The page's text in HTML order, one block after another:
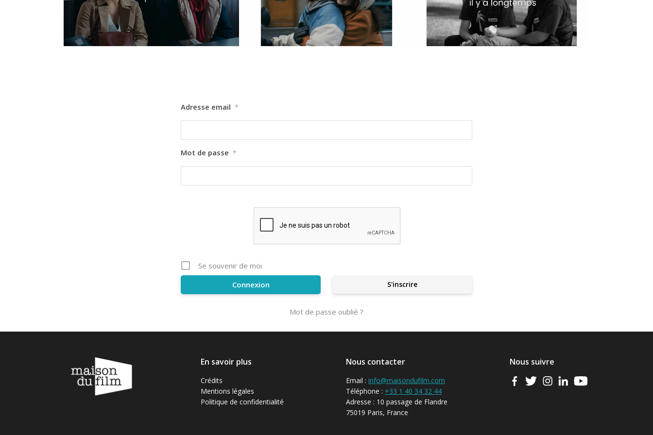
Adresse email *
Mot de passe *
Se souvenir de moi
S'inscrire
Mot de passe oublié ?
En savoir plus
Crédits
Mentions légales
Politique de confidentialité
Nous contacter
Email : info@maisondufilm.com
Téléphone : +33 1 40 34 32 44
Adresse : 10 passage de Flandre
75019 Paris, France
Nous suivre